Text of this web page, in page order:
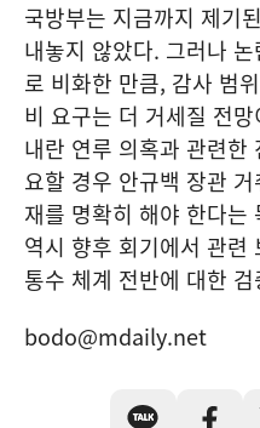
국방부는 지금까지 제기
내놓지 않았다. 그러나
로 비화한 만큼, 감사 범
비 요구는 더 거세질 전
내란 연루 의혹과 관련한
요할 경우 안규백 장관
재를 명확히 해야 한다는
역시 향후 회기에서 관련
통수 체계 전반에 대한
bodo@mdaily.net